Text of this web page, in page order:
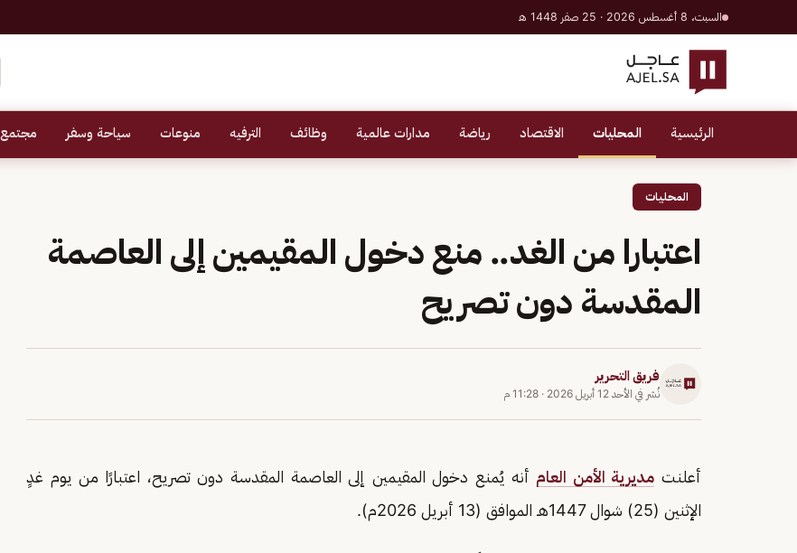
السبت، 8 أغسطس 2026 · 25 صفر 1448 هـ
الرئيسية المحليات الاقتصاد رياضة مدارات عالمية وظائف الترفيه منوعات سياحة وسفر مجتمع
المحليات
اعتبارا من الغد.. منع دخول المقيمين إلى العاصمة
المقدسة دون تصريح
فريق التحرير
نُشر في الأحد 12 أبريل 2026 · 11:28 م
أعلنت مديرية الأمن العام أنه يُمنع دخول المقيمين إلى العاصمة المقدسة دون تصريح، اعتبارًا من يوم غدٍ
الإثنين (25) شوال 1447هـ الموافق (13 أبريل 2026م).